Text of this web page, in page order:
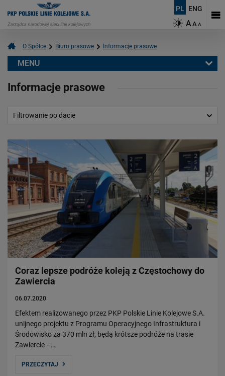
PL ENG
AAA
O Spółce Biuro prasowe Informacje prasowe
Informacje prasowe
Filtrowanie po dacie
Coraz lepsze podróże koleją z Częstochowy do
Zawiercia
06.07.2020
Efektem realizowanego przez PKP Polskie Linie Kolejowe S.A.
unijnego projektu z Programu Operacyjnego Infrastruktura i
Środowisko za 370 mln zł, będą krótsze podróże na trasie
Zawiercie –…
PRZECZYTAJ
MENU
Aktualności
Multimedia
Logotypy
Mapy
O PKP Polskich Liniach Kolejowych S.A.
Czym się zajmujemy?
Władze Spółki
Struktura Spółki
Spółki zależne
Raport roczny
Obserwuj nas